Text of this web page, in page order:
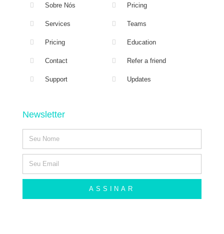
Sobre Nós
Services
Pricing
Contact
Support
Pricing
Teams
Education
Refer a friend
Updates
Newsletter
ASSINAR